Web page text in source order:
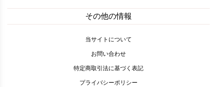
その他の情報
当サイトについて
お問い合わせ
特定商取引法に基づく表記
プライバシーポリシー